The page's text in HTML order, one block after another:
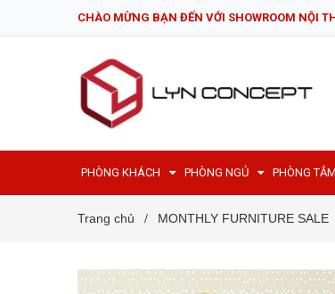
CHÀO MỪNG BẠN ĐẾN VỚI SHOWROOM NỘI
PHÒNG KHÁCH PHÒNG NGỦ PHÒNG TẮM
Trang chủ / MONTHLY FURNITURE SALE